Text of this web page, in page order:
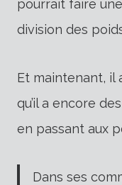
pourrait faire
division des
Et maintenant, il
qu’il a encore
en passant aux
Dans ses